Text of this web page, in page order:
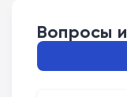
Вопросы